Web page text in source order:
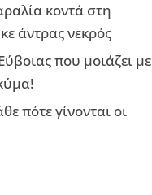
κοντά στη
άντρας νεκρός
που μοιάζει με
πότε γίνονται οι